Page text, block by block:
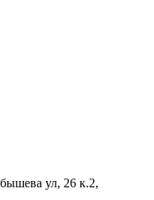
ул, 26 к.2,